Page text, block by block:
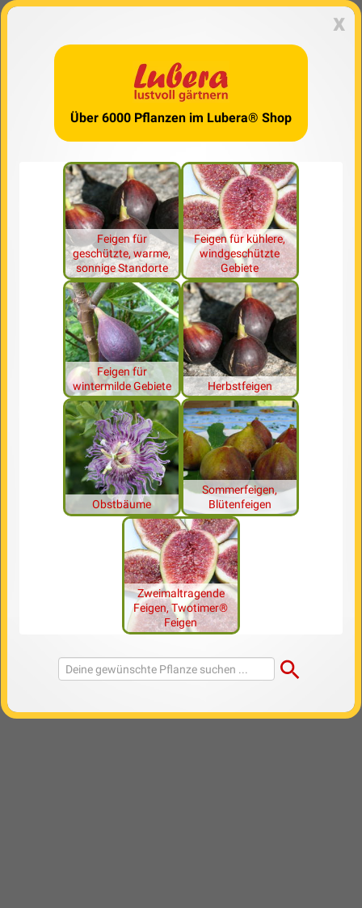
x
Über 6000 Pflanzen im Lubera® Shop
Feigen für
geschützte, warme,
sonnige Standorte
Feigen für kühlere,
windgeschützte
Gebiete
Feigen für
wintermilde Gebiete
Herbstfeigen
Obstbäume
Sommerfeigen,
Blütenfeigen
Zweimaltragende
Feigen, Twotimer®
Feigen